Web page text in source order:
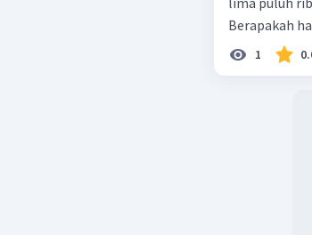
Berapakah
1